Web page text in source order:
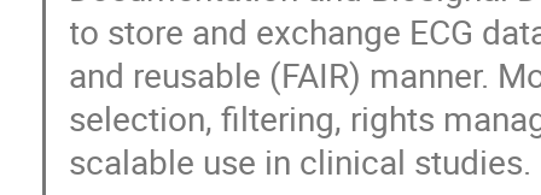
to store and exchange ECG
and reusable (FAIR) manner.
selection, filtering, rights
scalable use in clinical studies.